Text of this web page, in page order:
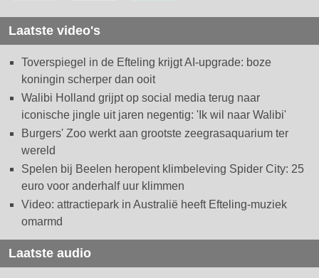
Laatste video's
Toverspiegel in de Efteling krijgt AI-upgrade: boze
koningin scherper dan ooit
Walibi Holland grijpt op social media terug naar
iconische jingle uit jaren negentig: 'Ik wil naar Walibi'
Burgers' Zoo werkt aan grootste zeegrasaquarium ter
wereld
Spelen bij Beelen heropent klimbeleving Spider City: 25
euro voor anderhalf uur klimmen
Video: attractiepark in Australië heeft Efteling-muziek
omarmd
Laatste audio